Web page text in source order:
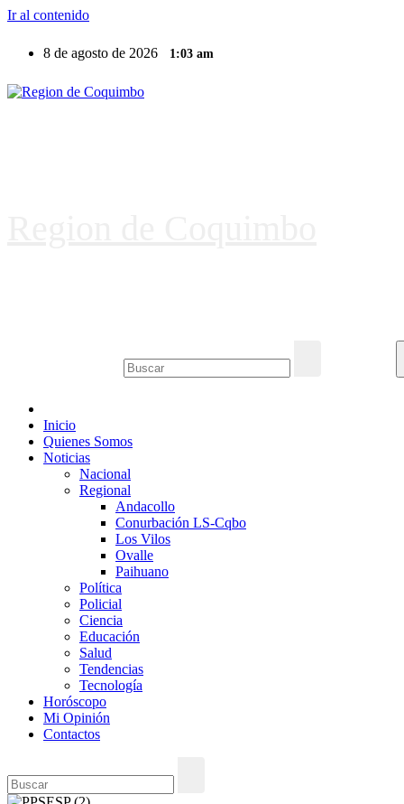
Ir al contenido
8 de agosto de 2026 1:03 am
Inicio
Quienes Somos
Noticias
Nacional
Regional
Andacollo
Conurbación LS-Cqbo
Los Vilos
Ovalle
Paihuano
Política
Policial
Ciencia
Educación
Salud
Tendencias
Tecnología
Horóscopo
Mi Opinión
Contactos